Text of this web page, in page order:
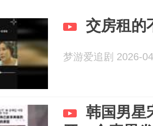
交房租的
梦游爱追剧 2026-
韩国男星